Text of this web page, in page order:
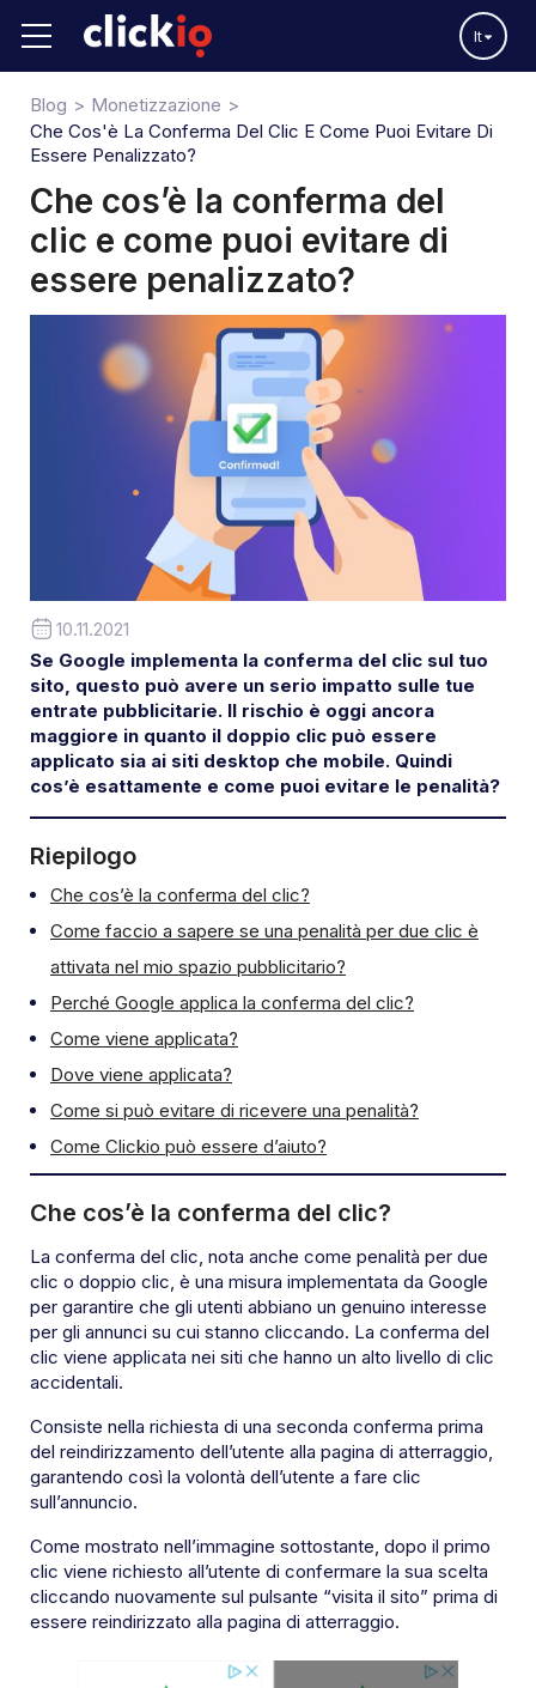
It
Blog
Monetizzazione
Che Cos'è La Conferma Del Clic E Come Puoi Evitare Di
Essere Penalizzato?
Che cos’è la conferma del
clic e come puoi evitare di
essere penalizzato?
10.11.2021
Se Google implementa la conferma del clic sul tuo
sito, questo può avere un serio impatto sulle tue
entrate pubblicitarie. Il rischio è oggi ancora
maggiore in quanto il doppio clic può essere
applicato sia ai siti desktop che mobile. Quindi
cos’è esattamente e come puoi evitare le penalità?
Riepilogo
Che cos’è la conferma del clic?
Come faccio a sapere se una penalità per due clic è
attivata nel mio spazio pubblicitario?
Perché Google applica la conferma del clic?
Come viene applicata?
Dove viene applicata?
Come si può evitare di ricevere una penalità?
Come Clickio può essere d’aiuto?
Che cos’è la conferma del clic?
La conferma del clic, nota anche come penalità per due
clic o doppio clic, è una misura implementata da Google
per garantire che gli utenti abbiano un genuino interesse
per gli annunci su cui stanno cliccando. La conferma del
clic viene applicata nei siti che hanno un alto livello di clic
accidentali.
Consiste nella richiesta di una seconda conferma prima
del reindirizzamento dell’utente alla pagina di atterraggio,
garantendo così la volontà dell’utente a fare clic
sull’annuncio.
Come mostrato nell’immagine sottostante, dopo il primo
clic viene richiesto all’utente di confermare la sua scelta
cliccando nuovamente sul pulsante “visita il sito” prima di
essere reindirizzato alla pagina di atterraggio.